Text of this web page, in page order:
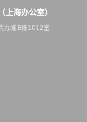
上海办公室）
力城 B栋1012室